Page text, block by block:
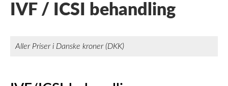
IVF / ICSI behandling
Aller Priser i Danske kroner (DKK)